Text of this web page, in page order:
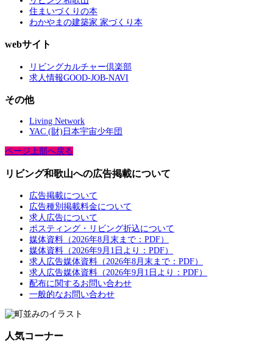
住まいづくりの本
わかやまの建築家 家づくり本
webサイト
リビングカルチャー倶楽部
求人情報GOOD-JOB-NAVI
その他
Living Network
YAC (財)日本宇宙少年団
ページ上部へ戻る
リビング和歌山への広告掲載について
広告掲載について
広告種別掲載料金について
求人広告について
ポスティング・リビング折込について
媒体資料（2026年8月末まで：PDF）
媒体資料（2026年9月1日より：PDF）
求人広告媒体資料（2026年8月末まで：PDF）
求人広告媒体資料（2026年9月1日より：PDF）
配布に関するお問い合わせ
一般的なお問い合わせ
人気コーナー